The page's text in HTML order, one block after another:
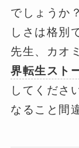
でしょうか
しさは格別
先生、カオ
界転生スト
してくださ
なること間